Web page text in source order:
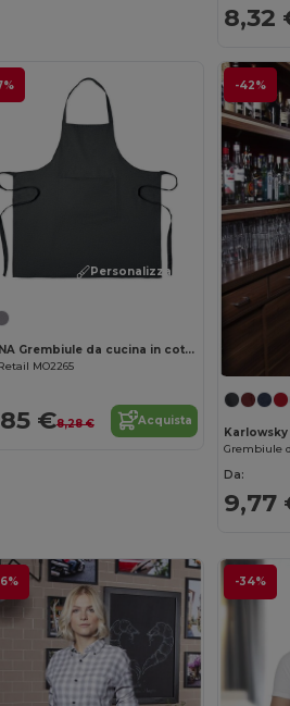
8,32
Personalizzalo!
CUINA Grembiule da cucina in cotone rici
MO2265
€8,28 € Acquista
-42%
Karlowsky
Grembiule
Da:
9,77
-34%